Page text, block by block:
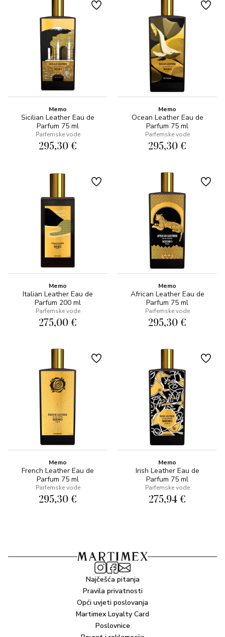
Memo
Sicilian Leather Eau de
Parfum 75 ml
Parfemske vode
295,30 €
Memo
Ocean Leather Eau de
Parfum 75 ml
Parfemske vode
295,30 €
Memo
Italian Leather Eau de
Parfum 200 ml
Parfemske vode
275,00 €
Memo
African Leather Eau de
Parfum 75 ml
Parfemske vode
295,30 €
Memo
French Leather Eau de
Parfum 75 ml
Parfemske vode
295,30 €
Memo
Irish Leather Eau de
Parfum 75 ml
Parfemske vode
275,94 €
Najčešća pitanja
Pravila privatnosti
Opći uvjeti poslovanja
Martimex Loyalty Card
Poslovnice